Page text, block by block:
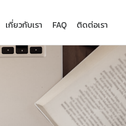
เกี่ยวกับเรา FAQ ติดต่อเรา